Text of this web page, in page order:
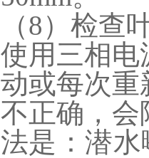
（8）检查
使用三相电
动或每次重
不正确，
法是：潜